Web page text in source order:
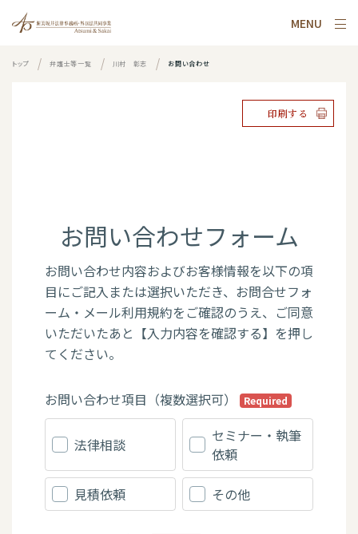
MENU
トップ 弁護士等一覧 川村 彰志 お問い合わせ
印刷する